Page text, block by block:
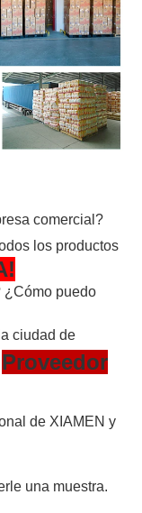
comercial?
los productos
¿Cómo puedo
ciudad de
Proveedor
de XIAMEN y
una muestra.